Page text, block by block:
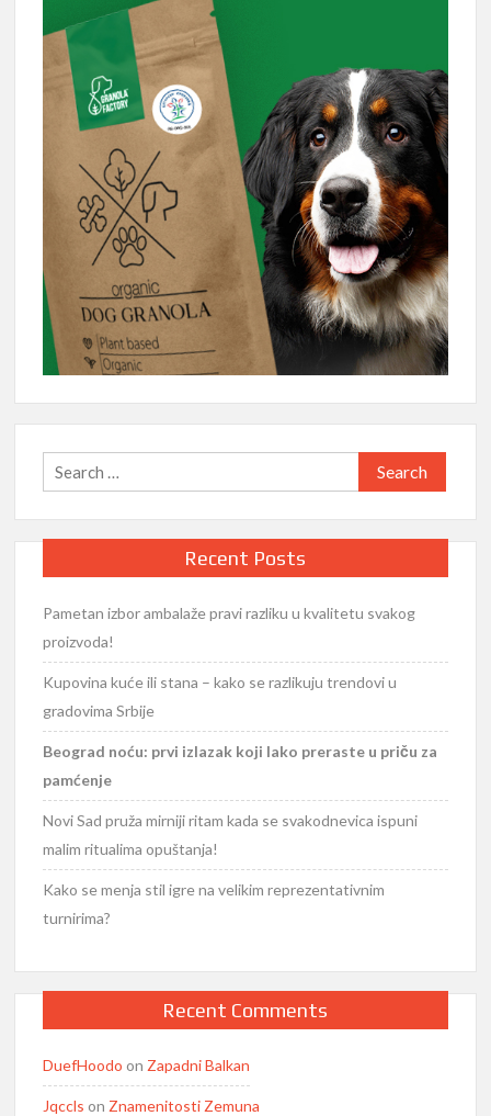
Search
for:
Recent Posts
Pametan izbor ambalaže pravi razliku u kvalitetu svakog
proizvoda!
Kupovina kuće ili stana – kako se razlikuju trendovi u
gradovima Srbije
Beograd noću: prvi izlazak koji lako preraste u priču za
pamćenje
Novi Sad pruža mirniji ritam kada se svakodnevica ispuni
malim ritualima opuštanja!
Kako se menja stil igre na velikim reprezentativnim
turnirima?
Recent Comments
DuefHoodo on Zapadni Balkan
Jqccls on Znamenitosti Zemuna